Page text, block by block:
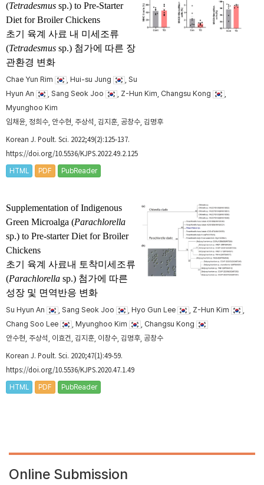
(Tetradesmus sp.) to Pre-Starter
Diet for Broiler Chickens
초기 육계 사료 내 미세조류
(Tetradesmus sp.) 첨가에 따른 장
관환경 변화
Chae Yun Rim , Hui-su Jung
, Su
Hyun An
, Sang Seok Joo , Z-Hun Kim, Changsu Kong
Myunghoo Kim
임채윤, 정희수, 안수현, 주상석, 김지훈, 공창수, 김명후
Korean J. Poult. Sci. 2022;49(2):125-137.
https://doi.org/10.5536/KJPS.2022.49.2.125
HTML PDF PubReader
Supplementation of Indigenous
Green Microalga (Parachlorella
sp.) to Pre-starter Diet for Broiler
Chickens
초기 육계 사료내 토착미세조류
(Parachlorella sp.) 첨가에 따른
성장 및 면역반응 변화
Su Hyun An , Sang Seok Joo , Hyo Gun Lee , Z-Hun Kim
Chang Soo Lee
, Myunghoo Kim
, Changsu Kong
안수현, 주상석, 이효건, 김지훈, 이창수, 김명후, 공창수
Korean J. Poult. Sci. 2020;47(1):49-59.
https://doi.org/10.5536/KJPS.2020.47.1.49
HTML PDF PubReader
Online Submission